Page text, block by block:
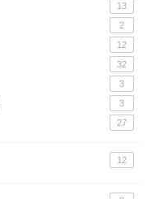
13
2
12
32
3
3
27
12